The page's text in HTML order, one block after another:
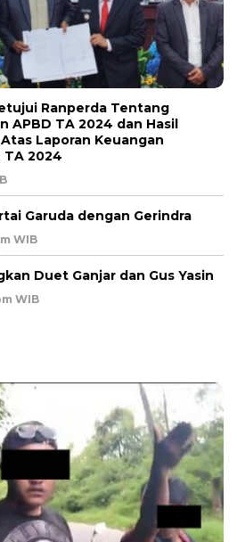
Ranperda Tentang
APBD TA 2024 dan Hasil
Laporan Keuangan
TA 2024
Garuda dengan Gerindra
WIB
Duet Ganjar dan Gus Yasin
WIB